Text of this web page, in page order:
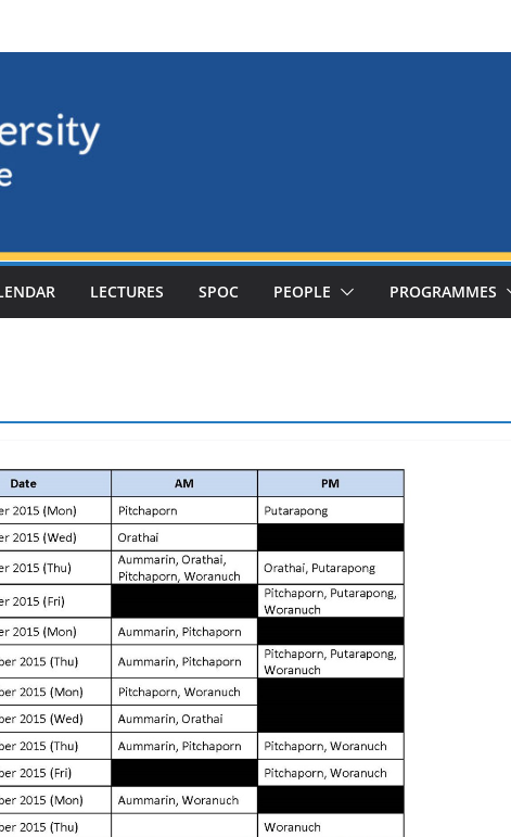
LECTURES SPOC PEOPLE PROGRAMMES